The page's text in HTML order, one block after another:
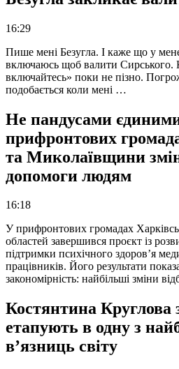
16:29
Пише мені Безугла. І каже що у
включаюсь щоб валити Сирського.
включайтесь» поки не пізно.
подобається коли мені …
Не пандусами
прифронтових
та Миколаївщини
допомоги людям
16:18
У прифронтових громадах
областей завершився проєкт із
підтримки психічного здоров’я
працівників. Його результати
закономірність: найбільші зміни
Костянтина Круглова
етапують в одну з
в’язниць світу